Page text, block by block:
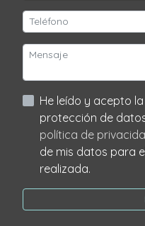
He leído y acepto la información básica sobre
política de
de mis datos para
realizada.